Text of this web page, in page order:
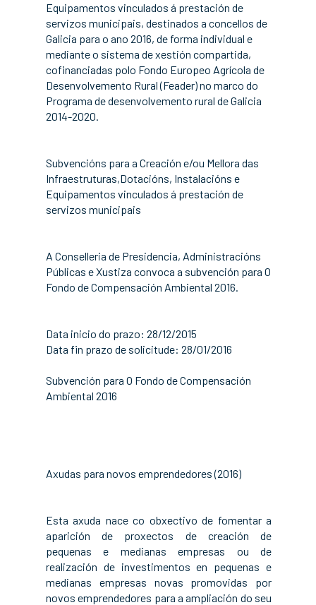
Equipamentos vinculados á prestación de
servizos municipais, destinados a concellos de
Galicia para o ano 2016, de forma individual e
mediante o sistema de xestión compartida,
cofinanciadas polo Fondo Europeo Agrícola de
Desenvolvemento Rural (Feader) no marco do
Programa de desenvolvemento rural de Galicia
2014-2020.
Subvencións para a Creación e/ou Mellora das
Infraestruturas,Dotacións, Instalacións e
Equipamentos vinculados á prestación de
servizos municipais
A Conselleria de Presidencia, Administracións
Públicas e Xustiza convoca a subvención para O
Fondo de Compensación Ambiental 2016.
Data inicio do prazo: 28/12/2015
Data fin prazo de solicitude: 28/01/2016
Subvención para O Fondo de Compensación
Ambiental 2016
Axudas para novos emprendedores (2016)
Esta axuda nace co obxectivo de fomentar a
aparición de proxectos de creación de
pequenas e medianas empresas ou de
realización de investimentos en pequenas e
medianas empresas novas promovidas por
novos emprendedores para a ampliación do seu